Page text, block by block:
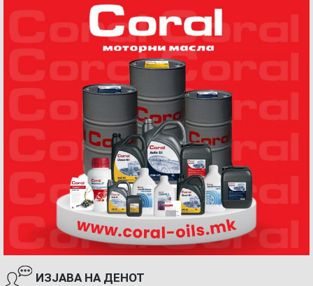
ИЗЈАВА НА ДЕНОТ